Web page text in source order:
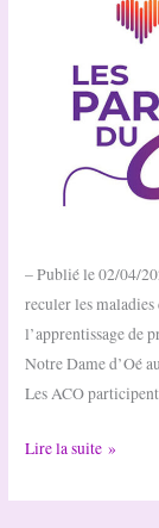
– Publié le 02/04/
reculer les
l’apprentissage de
Notre Dame d’Oé
Les ACO
Les
participent
Lire la suite »